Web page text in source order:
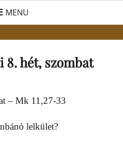
MENU
8. hét, szombat
– Mk 11,27-33
lelkület?